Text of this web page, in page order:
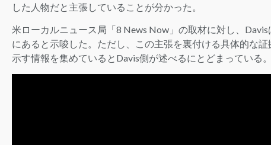
した人物だと主張していることが分かった。
米ローカルニュース局「8 News Now」の取材に対し、
にあると示唆した。ただし、この主張を裏付ける具体的な
示す情報を集めているとDavis側が述べるにとどまっている。